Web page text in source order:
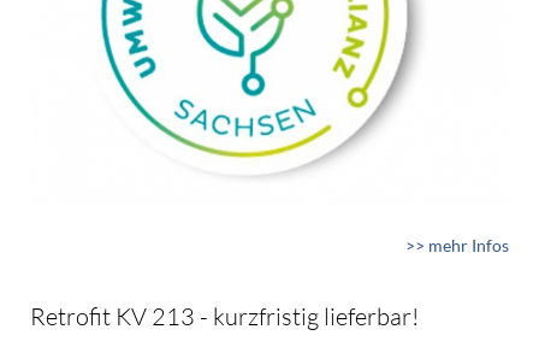
>> mehr Infos
Retrofit KV 213 - kurzfristig lieferbar!